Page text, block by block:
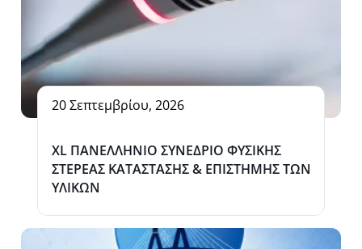
20 Σεπτεμβρίου, 2026
XL ΠΑΝΕΛΛΗΝΙΟ ΣΥΝΕΔΡΙΟ ΦΥΣΙΚΗΣ
ΣΤΕΡΕΑΣ ΚΑΤΑΣΤΑΣΗΣ & ΕΠΙΣΤΗΜΗΣ ΤΩΝ
ΥΛΙΚΩΝ